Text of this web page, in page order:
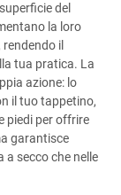
del
la loro
il
tua pratica. La
azione: lo
il tuo tappetino,
piedi per offrire
garantisce
secco che nelle